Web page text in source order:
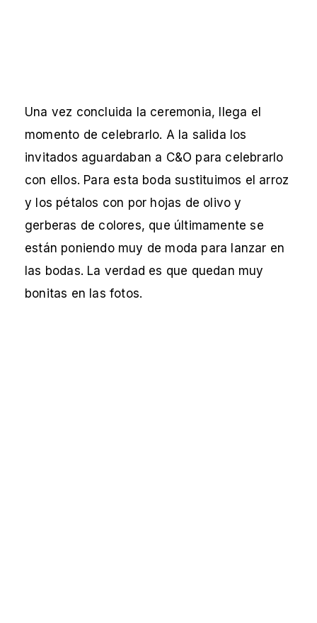
Una vez concluida la ceremonia, llega el
momento de celebrarlo. A la salida los
invitados aguardaban a C&O para celebrarlo
con ellos. Para esta boda sustituimos el arroz
y los pétalos con por hojas de olivo y
gerberas de colores, que últimamente se
están poniendo muy de moda para lanzar en
las bodas. La verdad es que quedan muy
bonitas en las fotos.